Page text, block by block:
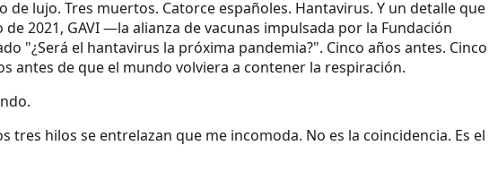
de lujo. Tres muertos. Catorce españoles. Hantavirus. Y un detalle que
2021, GAVI —la alianza de vacunas impulsada por la Fundación
"¿Será el hantavirus la próxima pandemia?". Cinco años antes. Cinco
antes de que el mundo volviera a contener la respiración.
tres hilos se entrelazan que me incomoda. No es la coincidencia. Es el